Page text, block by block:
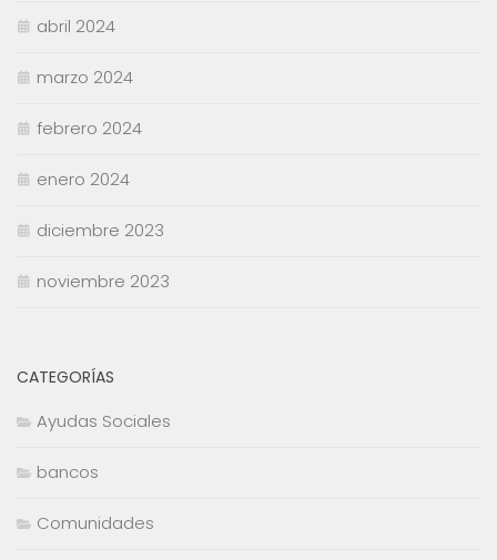
abril 2024
marzo 2024
febrero 2024
enero 2024
diciembre 2023
noviembre 2023
CATEGORÍAS
Ayudas Sociales
bancos
Comunidades